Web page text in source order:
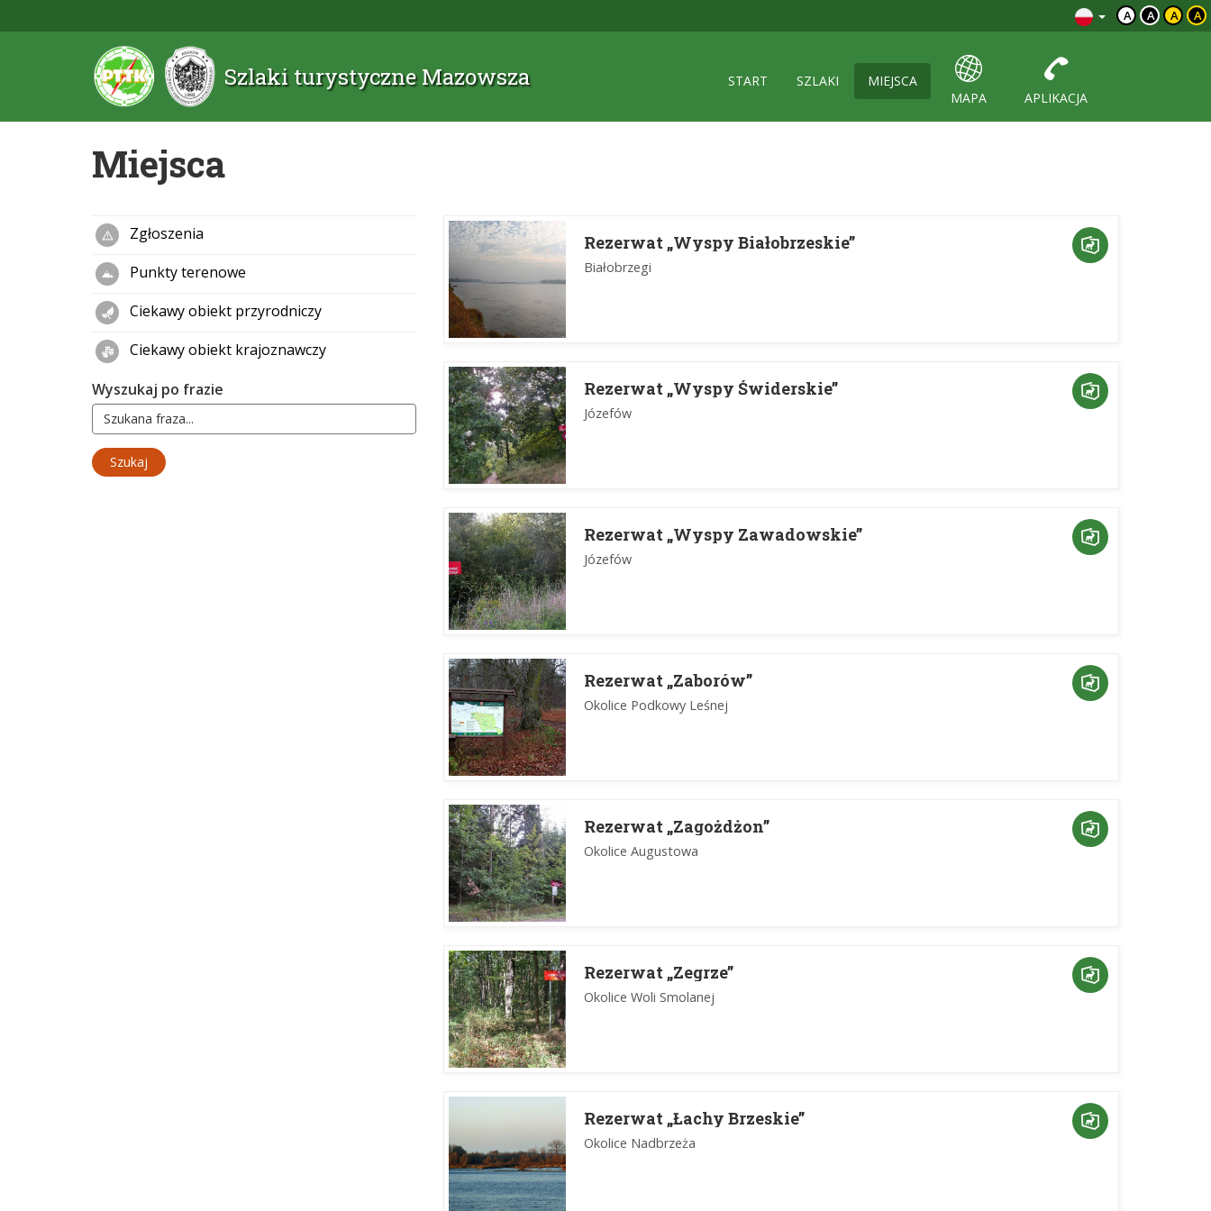
A A A A
Szlaki turystyczne Mazowsza START SZLAKI
MIEJSCA
MAPA
APLIKACJA
Miejsca
Rezerwat „Wyspy Białobrzeskie”
Białobrzegi
Rezerwat „Wyspy Świderskie”
Józefów
Rezerwat „Wyspy Zawadowskie”
Józefów
Rezerwat „Zaborów”
Okolice Podkowy Leśnej
Rezerwat „Zagożdżon”
Okolice Augustowa
Rezerwat „Zegrze”
Okolice Woli Smolanej
Rezerwat „Łachy Brzeskie”
Okolice Nadbrzeża
Zgłoszenia
Punkty terenowe
Ciekawy obiekt przyrodniczy
Ciekawy obiekt krajoznawczy
Wyszukaj po frazie